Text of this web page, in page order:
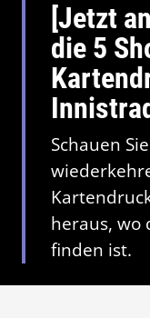
[Jetzt
die 5
Schauen
heraus, wo
finden ist.